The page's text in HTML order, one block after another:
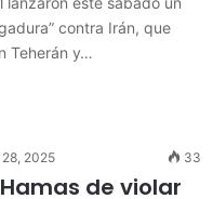
contra Irán, que
Teherán y…
2025 33
de violar